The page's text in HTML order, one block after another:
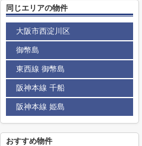
同じエリアの物件
大阪市西淀川区
御幣島
東西線 御幣島
阪神本線 千船
阪神本線 姫島
おすすめ物件